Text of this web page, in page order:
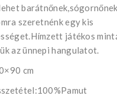
szeretnénk egy kis
játékos
az ünnepi hangulatot.
cm